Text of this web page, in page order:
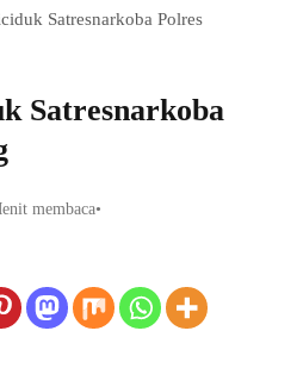
Satresnarkoba Polres
Satresnarkoba
membaca•